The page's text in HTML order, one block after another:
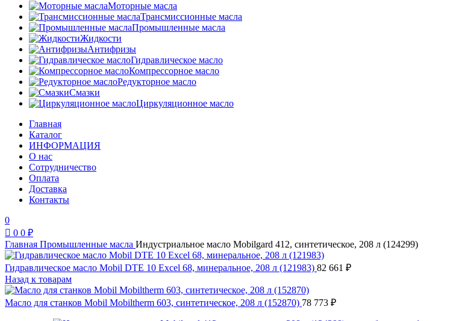
Моторные масла
Трансмиссионные масла
Промышленные масла
Жидкости
Антифризы
Гидравлическое масло
Компрессорное масло
Редукторное масло
Смазки
Циркуляционное масло
Главная
Каталог
ИНФОРМАЦИЯ
О нас
Сотрудничество
Оплата
Доставка
Контакты
0
0 0 ₽
Главная Промышленные масла Индустриальное масло Mobilgard 412, синтетическое, 208 л (124299)
Гидравлическое масло Mobil DTE 10 Excel 68, минеральное, 208 л (121983) 82 661 ₽
Назад к товарам
Масло для станков Mobil Mobiltherm 603, синтетическое, 208 л (152870) 78 773 ₽